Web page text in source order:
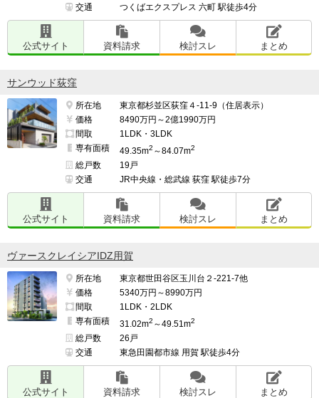
交通
つくばエクスプレス 六町 駅徒歩4分
公式サイト 資料請求 検討スレ まとめ
サンウッド荻窪
所在地
東京都杉並区荻窪４-11-9（住居表示）
価格
8490万円～2億1990万円
間取
1LDK・3LDK
専有面積
49.35m2 ～84.07m2
総戸数
19戸
交通
JR中央線・総武線 荻窪 駅徒歩7分
公式サイト 資料請求 検討スレ まとめ
ヴァースクレイシアIDZ用賀
所在地
東京都世田谷区玉川台２-221-7他
価格
5340万円～8990万円
間取
1LDK・2LDK
専有面積
31.02m2 ～49.51m2
総戸数
26戸
交通
東急田園都市線 用賀 駅徒歩4分
公式サイト 資料請求 検討スレ まとめ